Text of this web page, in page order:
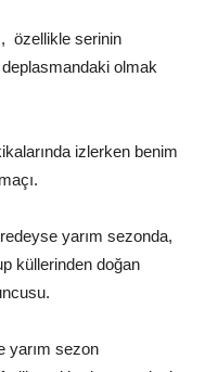
özellikle serinin
olmak
izlerken benim
yarım sezonda,
küllerinden doğan
yarım sezon